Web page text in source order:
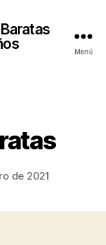
Menú
de 2021